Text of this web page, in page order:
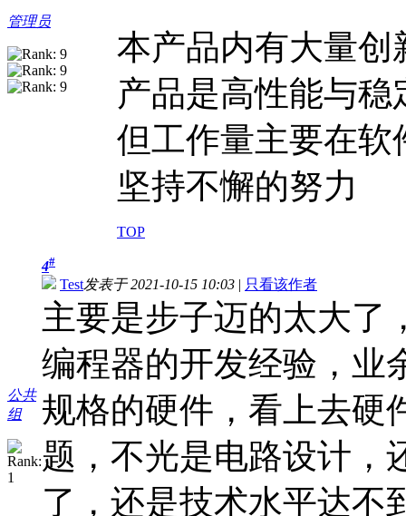
管理员
本产品内有大量创
产品是高性能与稳
但工作量主要在软
坚持不懈的努力
TOP
公共
组
4#
Test发表于 2021-10-15 10:03 | 只看该作者
主要是步子迈的太大了
编程器的开发经验，业
规格的硬件，看上去硬
题，不光是电路设计，
了，还是技术水平达不